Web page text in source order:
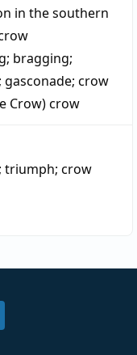
in the southern
; bragging;
; gasconade; crow
Crow)crow
; triumph; crow